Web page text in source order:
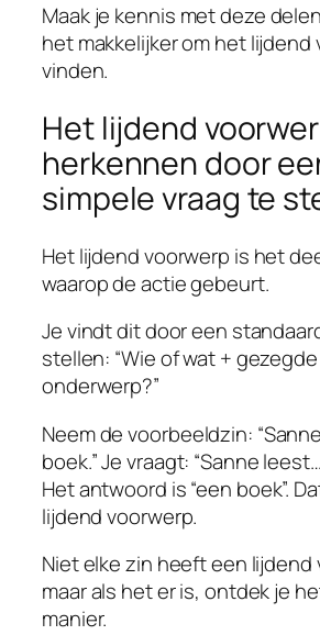
Maak je kennis met deze
het makkelijker om het lijdend
vinden.
Het lijdend
herkennen door
simpele vraag te
Het lijdend voorwerp is het
waarop de actie gebeurt.
Je vindt dit door een
stellen: “Wie of wat +
onderwerp?”
Neem de voorbeeldzin:
boek.” Je vraagt: “Sanne
Het antwoord is “een boek”.
lijdend voorwerp.
Niet elke zin heeft een lijdend
maar als het er is, ontdek je
manier.